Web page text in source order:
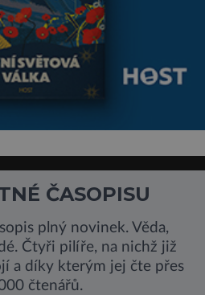
ČASOPISU
plný novinek. Věda,
Čtyři pilíře, na nichž již
a díky kterým jej čte přes
čtenářů.